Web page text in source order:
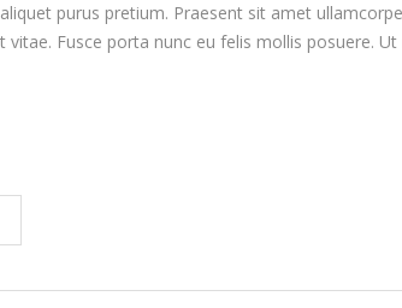
purus pretium. Praesent sit amet
Fusce porta nunc eu felis mollis posuere.